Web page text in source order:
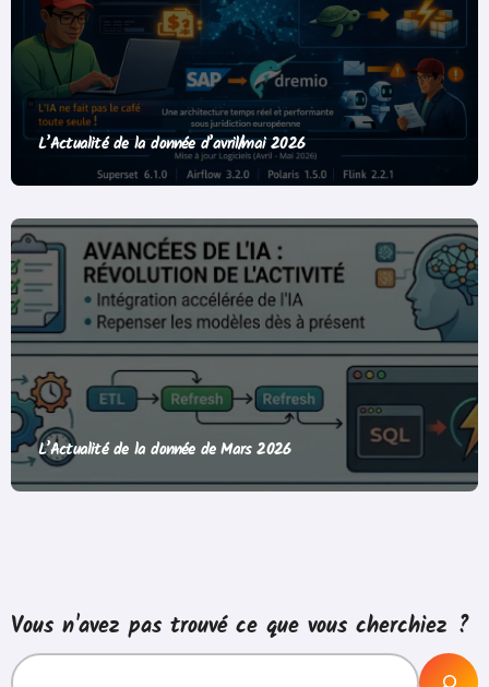
L’Actualité de la donnée d’avril/mai 2026
L’Actualité de la donnée de Mars 2026
Vous n'avez pas trouvé ce que vous cherchiez ?